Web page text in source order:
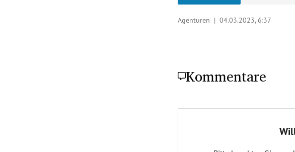
Agenturen |04.03.2023, 6:37
Kommentare